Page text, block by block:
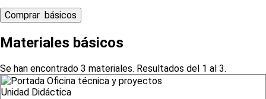
Materiales básicos
Se han encontrado 3 materiales. Resultados del 1 al 3.
Unidad Didáctica